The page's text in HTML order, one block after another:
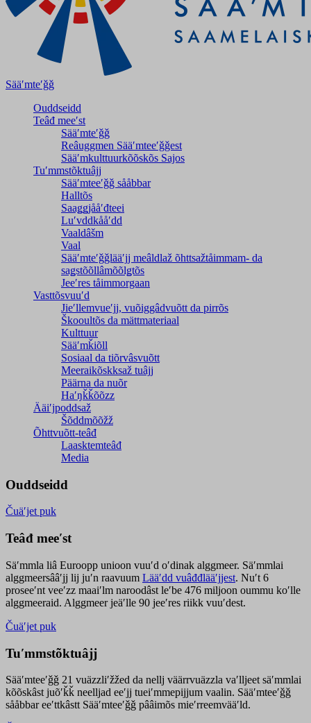
Sääʹmteʹǧǧ
Ouddseidd
Teâđ meeʹst
Sääʹmteʹǧǧ
Reâuggmen Sääʹmteeʹǧǧest
Sääʹmkulttuurkõõskõs Sajos
Tuʹmmstõktuâjj
Sääʹmteeʹǧǧ sååbbar
Halltõs
Saaǥǥjååʹđteei
Luʹvddkååʹdd
Vaaldâšm
Vaal
Sääʹmteʹǧǧlääʹjj meâldlaž õhttsažtåimmam- da
saǥstõõllâmõõlǥtõs
Jeeʹres tåimmorgaan
Vasttõsvuuʹd
Jieʹllemvueʹjj, vuõiggâdvuõtt da pirrõs
Škooultõs da mättmateriaal
Kulttuur
Sääʹmǩiõll
Sosiaal da tiõrvâsvuõtt
Meeraikõskksaž tuâjj
Päärna da nuõr
Haʹŋǩǩõõzz
Ääiʹjpoddsaž
Šõddmõõžž
Õhttvuõtt-teâđ
Laasktemteâđ
Media
Ouddseidd
Čuäʹjet puk
Teâđ meeʹst
Säʹmmla liâ Euroopp unioon vuuʹd oʹdinak alggmeer. Säʹmmlai
alggmeersââʹjj lij juʹn raavuum Lääʹdd vuâđđlääʹjjest. Nuʹt 6
proseeʹnt veeʹzz maaiʹlm naroodâst leʹbe 476 miljoon oummu koʹlle
alggmeeraid. Alggmeer jeäʹlle 90 jeeʹres riikk vuuʹdest.
Čuäʹjet puk
Tuʹmmstõktuâjj
Sääʹmteeʹǧǧ 21 vuäzzliʹžžed da nellj väärrvuäzzla vaʹlljeet säʹmmlai
kõõskâst juõʹǩǩ neelljad eeʹjj tueiʹmmepijjum vaalin. Sääʹmteeʹǧǧ
sååbbar eeʹttkâstt Sääʹmteeʹǧǧ pââimõs mieʹrreemvääʹld.